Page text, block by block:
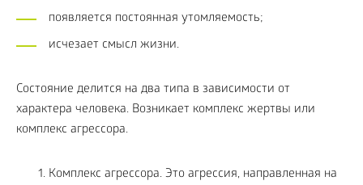
появляется постоянная утомляемость;
исчезает смысл жизни.
Состояние делится на два типа в зависимости от
характера человека. Возникает комплекс жертвы или
комплекс агрессора.
Комплекс агрессора. Это агрессия, направленная на